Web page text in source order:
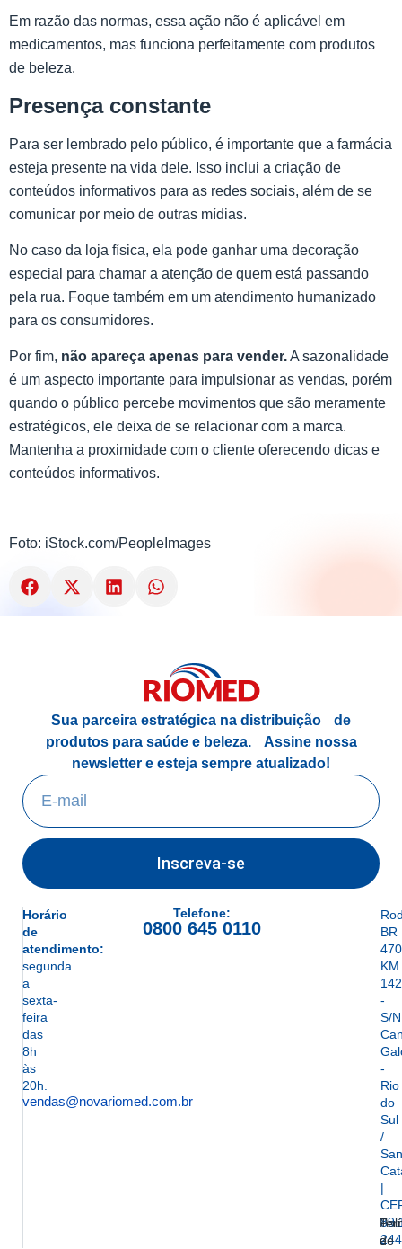
Em razão das normas, essa ação não é aplicável em
medicamentos, mas funciona perfeitamente com produtos
de beleza.
Presença constante
Para ser lembrado pelo público, é importante que a farmácia
esteja presente na vida dele. Isso inclui a criação de
conteúdos informativos para as redes sociais, além de se
comunicar por meio de outras mídias.
No caso da loja física, ela pode ganhar uma decoração
especial para chamar a atenção de quem está passando
pela rua. Foque também em um atendimento humanizado
para os consumidores.
Por fim, não apareça apenas para vender.A sazonalidade
é um aspecto importante para impulsionar as vendas, porém
quando o público percebe movimentos que são meramente
estratégicos, ele deixa de se relacionar com a marca.
Mantenha a proximidade com o cliente oferecendo dicas e
conteúdos informativos.
Foto: iStock.com/PeopleImages
Sua parceira estratégica na distribuição de
produtos para saúde e beleza. Assine nossa
newsletter e esteja sempre atualizado!
Inscreva-se
Horário
de
atendimento:
segunda
a
sexta-
feira
das
8h
às
20h.
vendas@novariomed.com.br
Telefone:
0800 645 0110
BR
KM
142
-
S/
-
Rio
do
Sul
/
|
244
e
de